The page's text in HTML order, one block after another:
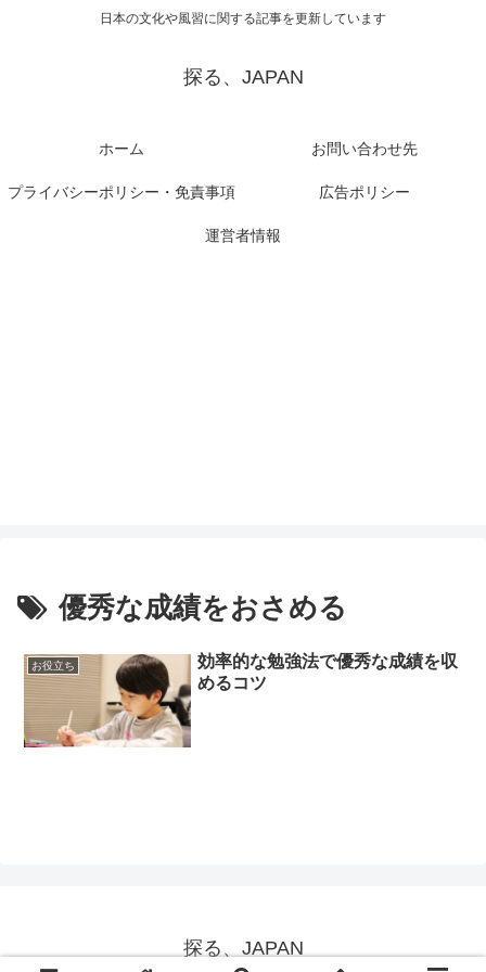
日本の文化や風習に関する記事を更新しています
探る、JAPAN
ホーム お問い合わせ先
プライバシーポリシー・免責事項 広告ポリシー
運営者情報
優秀な成績をおさめる
お役立ち
効率的な勉強法で優秀な成績を収
めるコツ
探る、JAPAN